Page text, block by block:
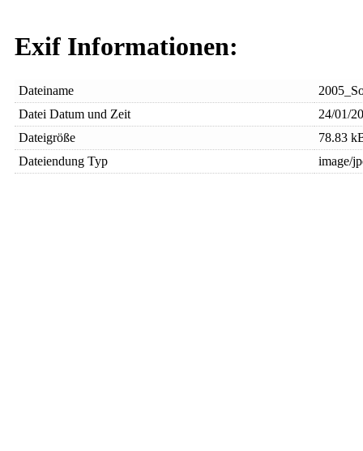
Exif Informationen:
Dateiname
Datei Datum und Zeit
24/01/
Dateigröße
78.83
Dateiendung Typ
image/